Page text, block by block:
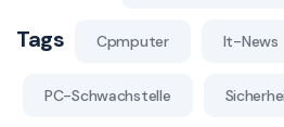
Tags Cpmputer It-News
PC-Schwachstelle